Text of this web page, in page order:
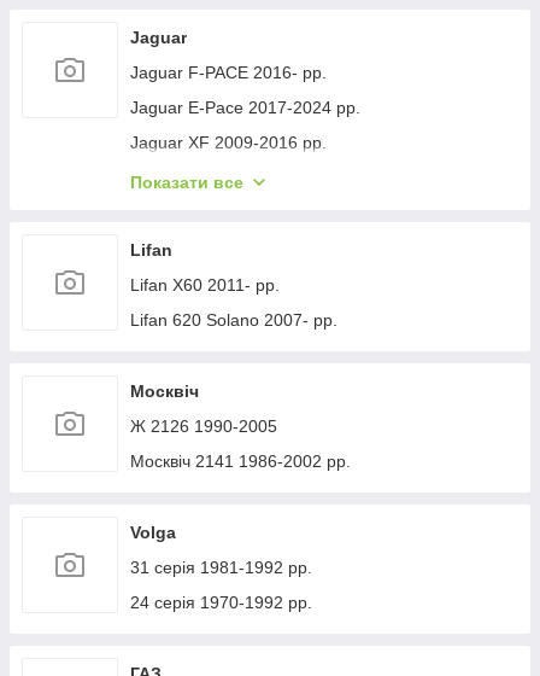
Jaguar
Jaguar F-PACE 2016- рр.
Jaguar E-Pace 2017-2024 рр.
Jaguar XF 2009-2016 рр.
Jaguar XF 2016- рр.
Jaguar XJ 2010-хв.
Показати все
Lifan
Lifan X60 2011- рр.
Lifan 620 Solano 2007- рр.
Москвіч
Ж 2126 1990-2005
Москвіч 2141 1986-2002 рр.
Volga
31 серія 1981-1992 рр.
24 серія 1970-1992 рр.